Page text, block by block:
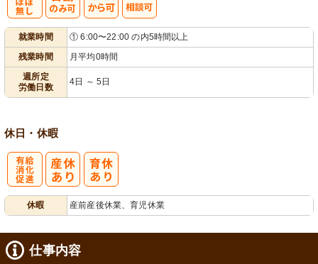
就業時間
① 6:00〜22:00 の内5時間以上
残業時間
月平均0時間
週所定
労働日数
4日 ～ 5日
休日・休暇
休暇 産前産後休業、育児休業
仕事内容